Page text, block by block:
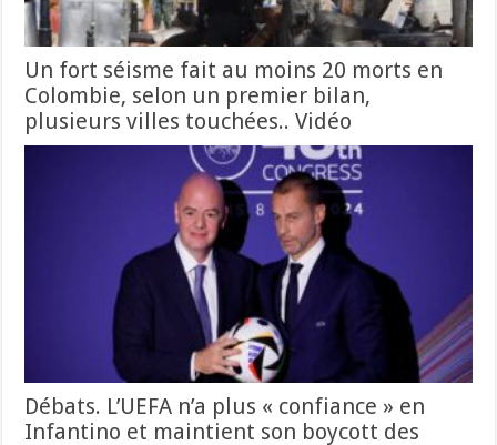
Un fort séisme fait au moins 20 morts en
Colombie, selon un premier bilan,
plusieurs villes touchées.. Vidéo
Débats. L’UEFA n’a plus « confiance » en
Infantino et maintient son boycott des